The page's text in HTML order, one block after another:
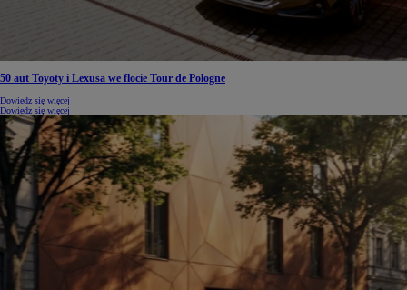
50 aut Toyoty i Lexusa we flocie Tour de Pologne
Dowiedz się więcej
Dowiedz się więcej